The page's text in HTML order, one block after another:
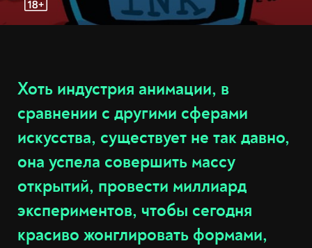
Хоть индустрия анимации, в
сравнении с другими сферами
искусства, существует не так давно,
она успела совершить массу
открытий, провести миллиард
экспериментов, чтобы сегодня
красиво жонглировать формами,